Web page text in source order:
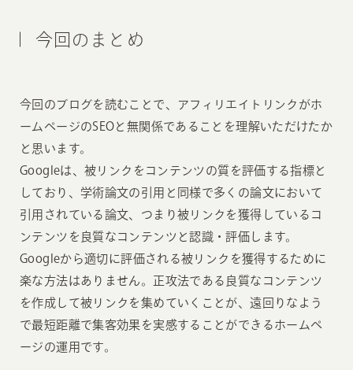
今回のまとめ
今回のブログを読むことで、アフィリエイトリンクがホ
ームページのSEOと無関係であることを理解いただけたか
と思います。
Googleは、被リンクをコンテンツの質を評価する指標と
しており、学術論文の引用と同様で多くの論文において
引用されている論文、つまり被リンクを獲得しているコ
ンテンツを良質なコンテンツと認識・評価します。
Googleから適切に評価される被リンクを獲得するために
楽な方法はありません。正攻法である良質なコンテンツ
を作成して被リンクを集めていくことが、遠回りなよう
で最短距離で集客効果を実感することができるホームペ
ージの運用です。